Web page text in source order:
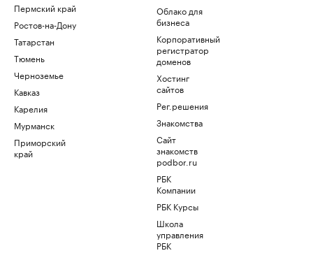
Пермский край
Ростов-на-Дону
Татарстан
Тюмень
Черноземье
Кавказ
Карелия
Мурманск
Приморский
край
Облако для
бизнеса
Корпоративный
регистратор
доменов
Хостинг
сайтов
Рег.решения
Знакомства
Сайт
знакомств
podbor.ru
РБК
Компании
РБК Курсы
Школа
управления
РБК